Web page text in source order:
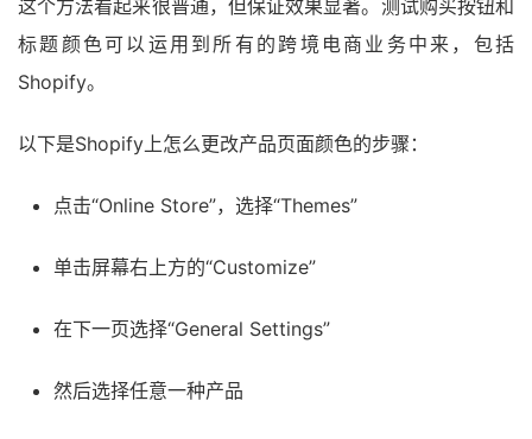
这个方法看起来很普通，但保证效果显著。测试购买按钮和
标题颜色可以运用到所有的跨境电商业务中来，包括
Shopify。
以下是Shopify上怎么更改产品页面颜色的步骤：
点击“Online Store”，选择“Themes”
单击屏幕右上方的“Customize”
在下一页选择“General Settings”
然后选择任意一种产品